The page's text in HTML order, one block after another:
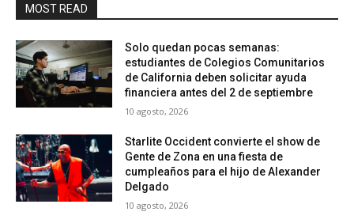
MOST READ
Solo quedan pocas semanas:
estudiantes de Colegios Comunitarios
de California deben solicitar ayuda
financiera antes del 2 de septiembre
10 agosto, 2026
Starlite Occident convierte el show de
Gente de Zona en una fiesta de
cumpleaños para el hijo de Alexander
Delgado
10 agosto, 2026